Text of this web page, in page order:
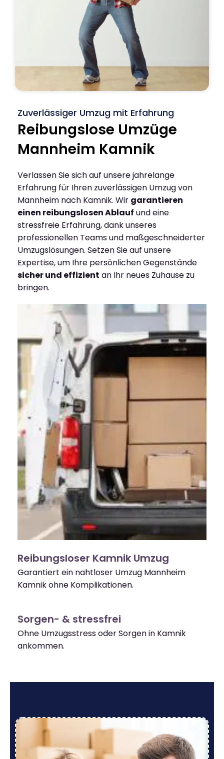
Zuverlässiger Umzug mit Erfahrung
Reibungslose Umzüge
Mannheim Kamnik
Verlassen Sie sich auf unsere jahrelange
Erfahrung für Ihren zuverlässigen Umzug von
Mannheim nach Kamnik. Wir garantieren
einen reibungslosen Ablauf und eine
stressfreie Erfahrung, dank unseres
professionellen Teams und maßgeschneiderter
Umzugslösungen. Setzen Sie auf unsere
Expertise, um Ihre persönlichen Gegenstände
sicher und effizient an Ihr neues Zuhause zu
bringen.
Reibungsloser Kamnik Umzug
Garantiert ein nahtloser Umzug Mannheim
Kamnik ohne Komplikationen.
Sorgen- & stressfrei
Ohne Umzugsstress oder Sorgen in Kamnik
ankommen.